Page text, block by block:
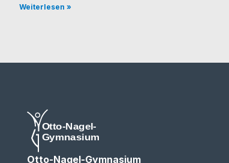
Weiterlesen »
Otto-Nagel-Gymnasium